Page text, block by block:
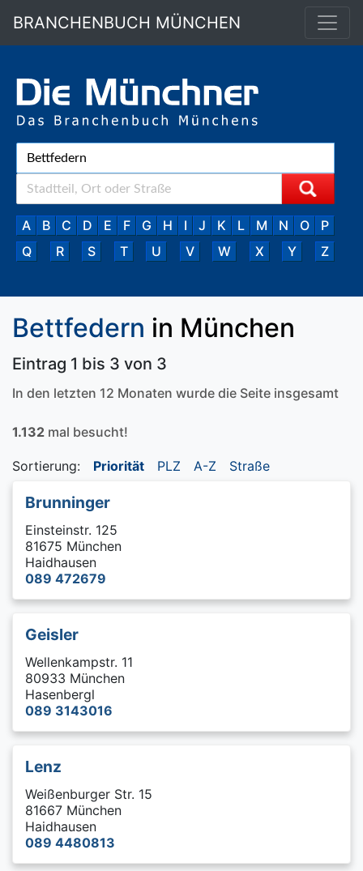
BRANCHENBUCH MÜNCHEN
A B C D E F G H I J K L M N O
P
Q
R S T U V W X Y Z
Bettfedern in München
Eintrag 1 bis 3 von 3
In den letzten 12 Monaten wurde die Seite insgesamt
1.132 mal besucht!
Sortierung: Priorität PLZ A-Z Straße
Brunninger
Einsteinstr. 125
81675 München
Haidhausen
089 472679
Geisler
Wellenkampstr. 11
80933 München
Hasenbergl
089 3143016
Lenz
Weißenburger Str. 15
81667 München
Haidhausen
089 4480813